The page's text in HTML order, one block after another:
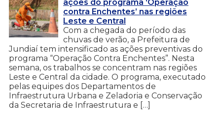
ações do programa ‘Operação
contra Enchentes’ nas regiões
Leste e Central
Com a chegada do período das
chuvas de verão, a Prefeitura de
Jundiaí tem intensificado as ações preventivas do
programa “Operação Contra Enchentes”. Nesta
semana, os trabalhos se concentram nas regiões
Leste e Central da cidade. O programa, executado
pelas equipes dos Departamentos de
Infraestrutura Urbana e Zeladoria e Conservação
da Secretaria de Infraestrutura e […]